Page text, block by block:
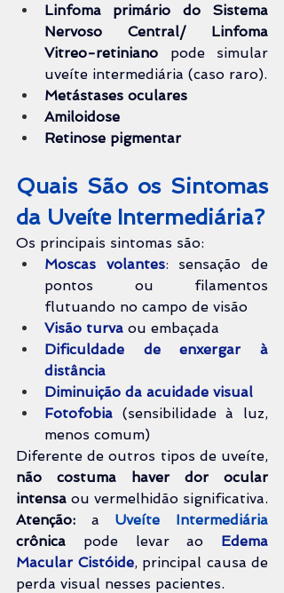
Linfoma primário do Sistema
Nervoso Central/ Linfoma
Vitreo-retiniano pode simular
uveíte intermediária (caso raro).
Metástases oculares
Amiloidose
Retinose pigmentar
Quais São os Sintomas
da Uveíte Intermediária?
Os principais sintomas são:
Moscas volantes: sensação de
pontos ou filamentos
flutuando no campo de visão
Visão turva ou embaçada
Dificuldade de enxergar à
distância
Diminuição da acuidade visual
Fotofobia (sensibilidade à luz,
menos comum)
não costuma haver dor ocular
intensa ou vermelhidão significativa.
Atenção: a
crônica pode levar ao Edema
Macular Cistóide, principal causa de
perda visual nesses pacientes.